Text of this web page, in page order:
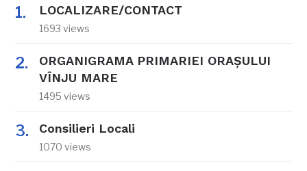
LOCALIZARE/CONTACT
1693 views
ORGANIGRAMA PRIMARIEI ORAŞULUI
VÎNJU MARE
1495 views
Consilieri Locali
1070 views